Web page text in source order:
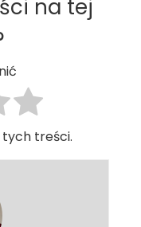
na tej
tych treści.